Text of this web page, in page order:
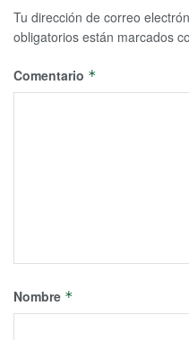
Tu dirección de correo
obligatorios están marcados
Comentario *
Nombre *